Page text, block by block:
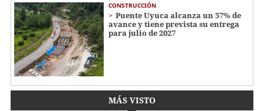
CONSTRUCCIÓN
Puente Uyuca alcanza un 57% de
avance y tiene prevista su entrega
para julio de 2027
MÁS VISTO